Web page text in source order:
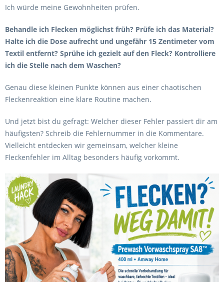
Ich würde meine Gewohnheiten prüfen.
Behandle ich Flecken möglichst früh? Prüfe ich das Material?
Halte ich die Dose aufrecht und ungefähr 15 Zentimeter vom
Textil entfernt? Sprühe ich gezielt auf den Fleck? Kontrolliere
ich die Stelle nach dem Waschen?
Genau diese kleinen Punkte können aus einer chaotischen
Fleckenreaktion eine klare Routine machen.
Und jetzt bist du gefragt: Welcher dieser Fehler passiert dir am
häufigsten? Schreib die Fehlernummer in die Kommentare.
Vielleicht entdecken wir gemeinsam, welcher kleine
Fleckenfehler im Alltag besonders häufig vorkommt.